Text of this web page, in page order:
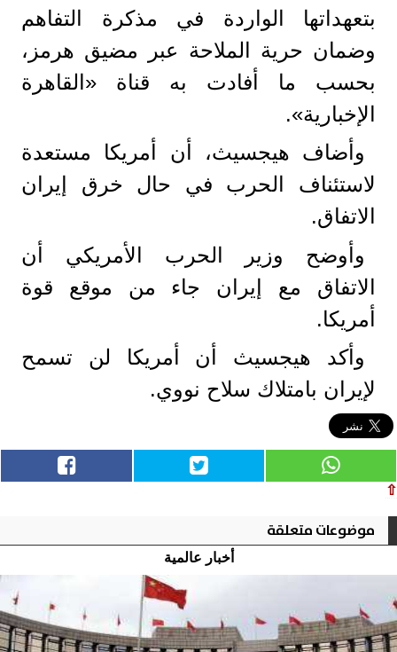
بتعهداتها الواردة في مذكرة التفاهم
وضمان حرية الملاحة عبر مضيق هرمز،
بحسب ما أفادت به قناة «القاهرة
الإخبارية».
وأضاف هيجسيث، أن أمريكا مستعدة
لاستئناف الحرب في حال خرق إيران
الاتفاق.
وأوضح وزير الحرب الأمريكي أن
الاتفاق مع إيران جاء من موقع قوة
أمريكا.
وأكد هيجسيث أن أمريكا لن تسمح
لإيران بامتلاك سلاح نووي.
⇧
موضوعات متعلقة
أخبار عالمية